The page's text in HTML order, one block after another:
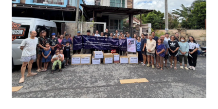
ไปที่หน้าเว็บไซต์หลัก